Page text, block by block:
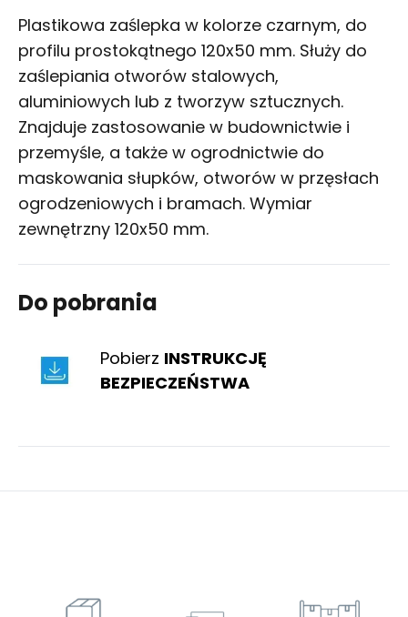
Plastikowa zaślepka w kolorze czarnym, do
profilu prostokątnego 120x50 mm. Służy do
zaślepiania otworów stalowych,
aluminiowych lub z tworzyw sztucznych.
Znajduje zastosowanie w budownictwie i
przemyśle, a także w ogrodnictwie do
maskowania słupków, otworów w przęsłach
ogrodzeniowych i bramach. Wymiar
zewnętrzny 120x50 mm.
Do pobrania
Pobierz INSTRUKCJĘ
BEZPIECZEŃSTWA